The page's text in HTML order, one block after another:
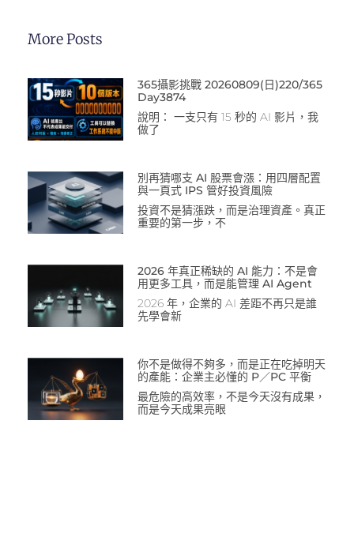
More Posts
365攝影挑戰 20260809(日)220/365
Day3874
說明： 一支只有 15 秒的 AI 影片，我
做了
別再猜哪支 AI 股票會漲：用四層配置
與一頁式 IPS 管好投資風險
投資不是猜漲跌，而是治理資產。真正
重要的第一步，不
2026 年真正稀缺的 AI 能力：不是會
用更多工具，而是能管理 AI Agent
2026 年，企業的 AI 差距不再只是誰
先學會新
你不是做得不夠多，而是正在吃掉明天
的產能：企業主必懂的 P／PC 平衡
最危險的高效率，不是今天沒有成果，
而是今天成果亮眼